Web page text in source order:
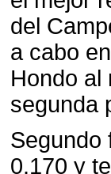
del
a cabo
Hondo al
segunda
Segundo
0.170 y